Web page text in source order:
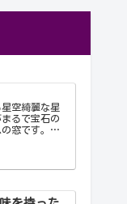
空綺麗な星
るで宝石の
窓です。静